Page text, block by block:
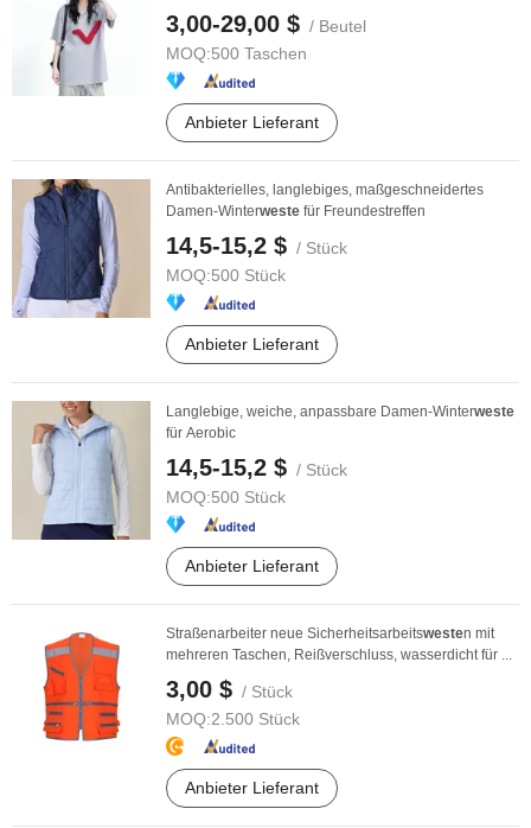
3,00-29,00 $ / Beutel
MOQ:500 Taschen
Anbieter Lieferant
Antibakterielles, langlebiges, maßgeschneidertes
Damen-Winterweste für Freundestreffen
14,5-15,2 $ / Stück
MOQ:500 Stück
Anbieter Lieferant
Langlebige, weiche, anpassbare Damen-Winterweste
für Aerobic
14,5-15,2 $ / Stück
MOQ:500 Stück
Anbieter Lieferant
Straßenarbeiter neue Sicherheitsarbeitswesten mit
mehreren Taschen, Reißverschluss, wasserdicht für ...
3,00 $ / Stück
MOQ:2.500 Stück
Anbieter Lieferant